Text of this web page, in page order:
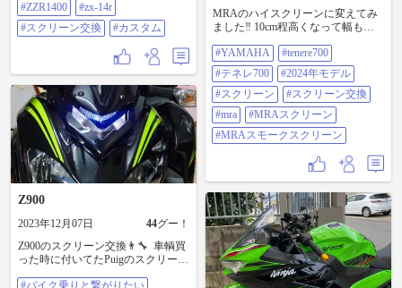
入。 いざ付けようとおもったらま
さかのネジ位置が合わない罠… ど
うやら14R用だったっぽい… 使えん
くなったこれどうしよ😭 #ZZR1400
#zx-14r #スクリーン交換 #カスタム
#ZZR1400
#zx-14r
#スクリーン交換
#カスタム
MRAのハイスクリーンに変えてみ
ました‼︎ 10cm程高くなって幅も広
うです(^^) 次はそろそろフォグライ
ト追加していきたい(もう買ってあ
る) #YAMAHA #tenere700 #テネレ
700 #2024年モデル #スクリーン #ス
クリーン交換 #MRA #MRAスクリ
ーン #MRAスモークスクリーン
#YAMAHA
#tenere700
#テネレ700
#2024年モデル
#スクリーン
#スクリーン交換
#mra
#MRAスクリーン
#MRAスモークスクリーン
Z900
2023年12月07日 44グー！
Z900のスクリーン交換👨‍🔧⁡ ⁡⁡ ⁡車輌買
った時に付いてたPuigのスクリーン
#バイク乗りと繋がりたい